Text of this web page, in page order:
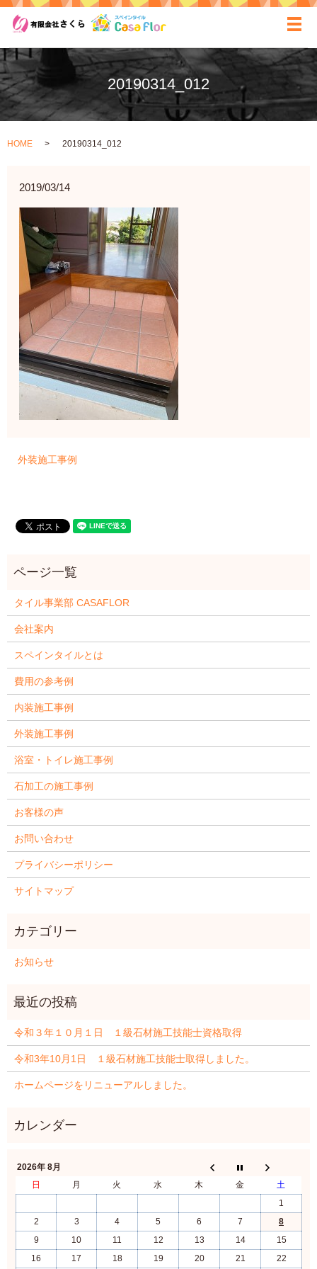
20190314_012
HOME 20190314_012
2019/03/14
外装施工事例
タイル事業部 CASAFLOR
会社案内
スペインタイルとは
費用の参考例
内装施工事例
外装施工事例
浴室・トイレ施工事例
石加工の施工事例
お客様の声
お問い合わせ
プライバシーポリシー
サイトマップ
お知らせ
令和３年１０月１日 １級石材施工技能士資格取得
令和3年10月1日 １級石材施工技能士取得しました。
ホームページをリニューアルしました。
2026年 8月
日
月 火 水 木 金
土
1
2
3 4 5 6 7
8
9
10 11 12 13 14
15
16
17 18 19 20 21 22